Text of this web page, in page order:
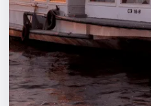
Артисты
Рейтинги